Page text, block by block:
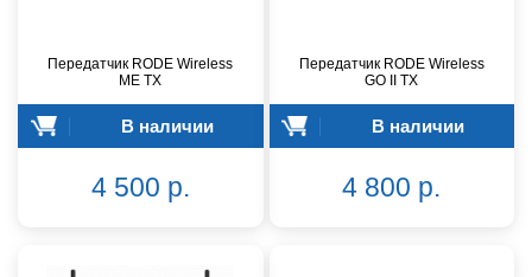
Передатчик RODE Wireless
ME TX
В наличии
4 500 р.
Передатчик RODE Wireless
GO II TX
В наличии
4 800 р.